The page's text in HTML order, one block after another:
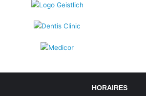
HORAIRES